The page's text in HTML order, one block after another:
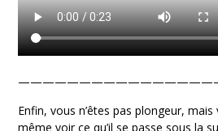
Enfin, vous n’êtes pas plongeur,
même voir ce qu’il se passe sous la